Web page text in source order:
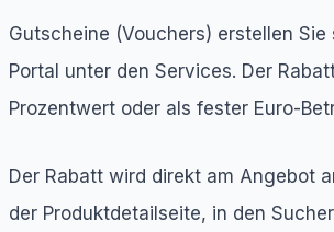
Gutscheine (Vouchers) erstellen Sie
Portal unter den Services. Der
Prozentwert oder als fester Euro-
Der Rabatt wird direkt am Angebot
der Produktdetailseite, in den